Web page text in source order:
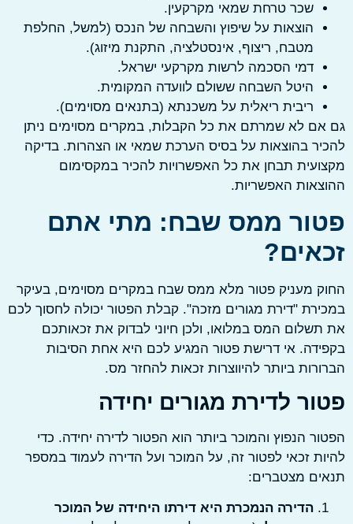
שכר טרחת שמאי מקרקעין.
הוצאות על שיפוץ והשבחה של הנכס (למשל, החלפת
מטבח, ריצוף, אינסטלציה, התקנת מיזוג).
דמי הסכמה לרשות מקרקעי ישראל.
היטל השבחה ששולם לוועדה המקומית.
ריבית ריאלית על משכנתא (בתנאים מסוימים).
לא שמרתם את כל הקבלות, במקרים מסוימים ניתן
בהוצאות על בסיס הערכת שמאי או הצהרות. בדיקה
תבחן את כל האפשרויות להכיר במקסימום
האפשריות.
ממס שבח: מתי אתם
מעניק פטור מלא ממס שבח במקרים מסוימים, בעיקר
"דירת מגורים מזכה". קבלת הפטור יכולה לחסוך לכם
המס במלואו, ולכן חיוני לבדוק את זכאותכם
אי דרישת פטור המגיע לכם היא אחת הסיבות
ביותר להיווצרות זכאות להחזר מס.
לדירת מגורים יחידה
הנפוץ והמוכר ביותר הוא הפטור לדירה יחידה. כדי
זכאי לפטור זה, על המוכר ועל הדירה לעמוד במספר
מצטברים:
הדירה הנמכרת היא דירתו היחידה של המוכר